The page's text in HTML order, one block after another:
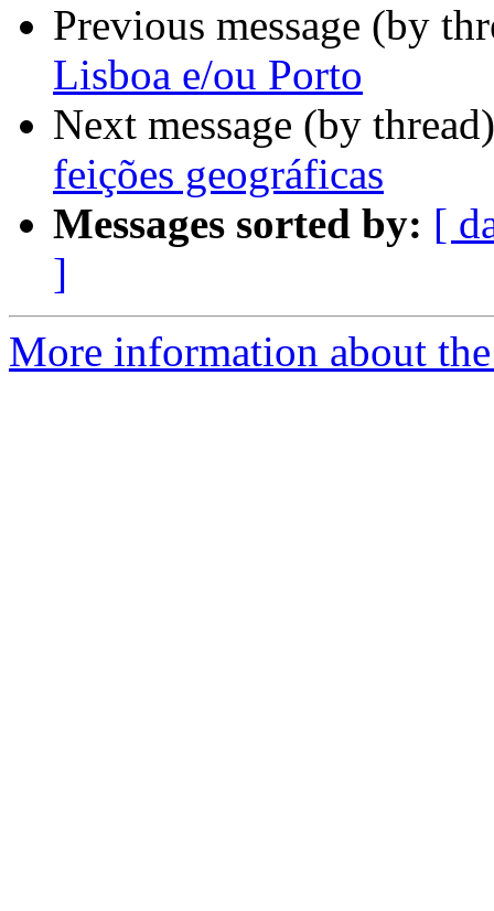
Previous message (by
Lisboa e/ou Porto
Next message (by
feições geográficas
Messages sorted by: [
]
More information about